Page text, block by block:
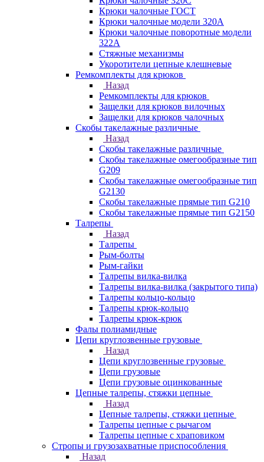
Крюки чалочные ГОСТ
Крюки чалочные модели 320А
Крюки чалочные поворотные модели
322А
Стяжные механизмы
Укоротители цепные клешневые
Ремкомплекты для крюков
Назад
Ремкомплекты для крюков
Защелки для крюков вилочных
Защелки для крюков чалочных
Скобы такелажные различные
Назад
Скобы такелажные различные
Скобы такелажные омегообразные тип
G209
Скобы такелажные омегообразные тип
G2130
Скобы такелажные прямые тип G210
Скобы такелажные прямые тип G2150
Талрепы
Назад
Талрепы
Рым-болты
Рым-гайки
Талрепы вилка-вилка
Талрепы вилка-вилка (закрытого типа)
Талрепы кольцо-кольцо
Талрепы крюк-кольцо
Талрепы крюк-крюк
Фалы полиамидные
Цепи круглозвенные грузовые
Назад
Цепи круглозвенные грузовые
Цепи грузовые
Цепи грузовые оцинкованные
Цепные талрепы, стяжки цепные
Назад
Цепные талрепы, стяжки цепные
Талрепы цепные с рычагом
Талрепы цепные с храповиком
Стропы и грузозахватные приспособления
Назад